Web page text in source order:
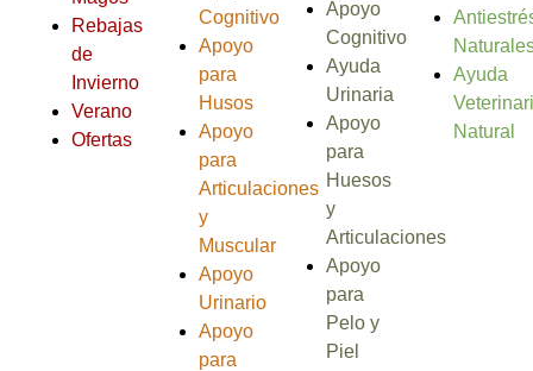
Rebajas
de
Invierno
Verano
Ofertas
Cognitivo
Apoyo
para
Husos
Apoyo
para
Articulaciones
y
Muscular
Apoyo
Urinario
Apoyo
para
Apoyo
Cognitivo
Ayuda
Urinaria
Apoyo
para
Huesos
y
Articulaciones
Apoyo
para
Pelo y
Piel
Ayuda
Natural